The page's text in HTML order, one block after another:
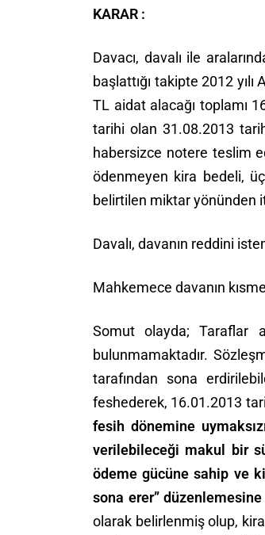
KARAR :
Davacı, davalı ile
başlattığı takipte 2012
TL aidat alacağı toplamı
tarihi olan 31.08.2013
habersizce notere teslim
ödenmeyen kira bedeli,
belirtilen miktar yönünden
Davalı, davanın reddini
Mahkemece davanın
Somut olayda; Taraflar
bulunmamaktadır.
tarafından sona
feshederek, 16.01.2013
fesih dönemine
verilebileceği makul bir
ödeme gücüne sahip ve
sona erer”
olarak belirlenmiş olup,